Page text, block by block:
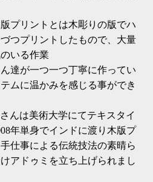
プリントとは木彫りの版でハ
つプリントしたもので、大量
いる作業
達が一つ一つ丁寧に作ってい
ムに温かみを感じる事ができ
んは美術大学にてテキスタイ
年単身でインドに渡り木版プ
仕事による伝統技法の素晴ら
アドゥミを立ち上げられまし